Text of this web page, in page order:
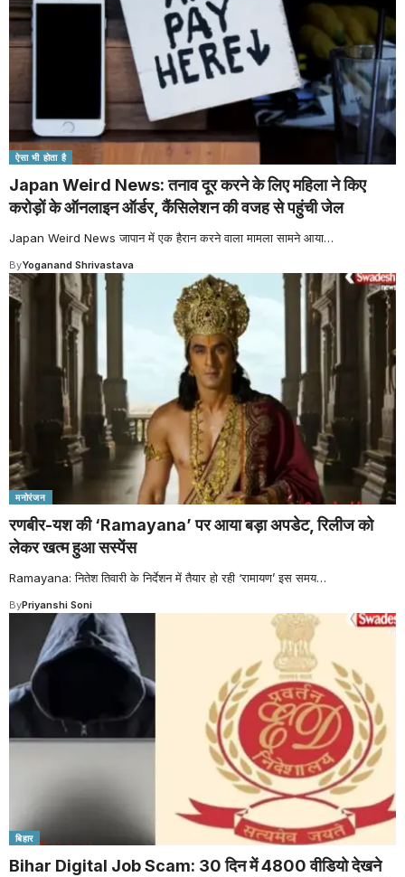
ऐसा भी होता है
Japan Weird News: तनाव दूर करने के लिए महिला ने किए
करोड़ों के ऑनलाइन ऑर्डर, कैंसिलेशन की वजह से पहुंची जेल
Japan Weird News जापान में एक हैरान करने वाला मामला सामने आया…
ByYoganand Shrivastava
मनोरंजन
रणबीर-यश की ‘Ramayana’ पर आया बड़ा अपडेट, रिलीज को
लेकर खत्म हुआ सस्पेंस
Ramayana: नितेश तिवारी के निर्देशन में तैयार हो रही ‘रामायण’ इस समय…
ByPriyanshi Soni
बिहार
Bihar Digital Job Scam: 30 दिन में 4800 वीडियो देखने